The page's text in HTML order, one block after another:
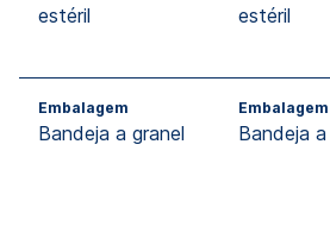
estéril
estéril
Embalagem
Bandeja a granel
Embalagem
Bandeja